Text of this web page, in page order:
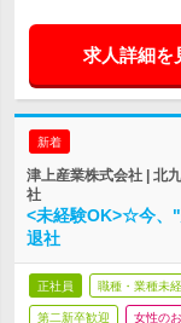
求人詳細を
新着
津上産業株式会社 | 北
社
<未経験OK>☆今、"
退社
正社員 職種・業種未
第二新卒歓迎 女性の